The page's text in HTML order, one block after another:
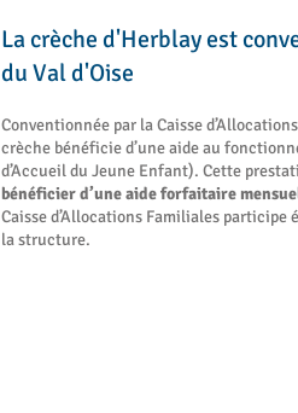
La crèche d'Herblay est
du Val d'Oise
Conventionnée par la Caisse
crèche bénéficie d’une aide au
d’Accueil du Jeune Enfant). Cette
bénéficier d’une aide forfaitaire
Caisse d’Allocations Familiales participe
la structure.